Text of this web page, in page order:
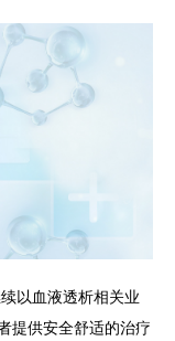
以血液透析相关业
提供安全舒适的治疗